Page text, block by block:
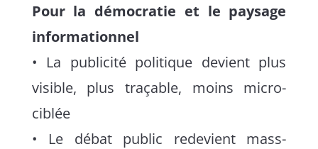
Pour la démocratie et le paysage
informationnel
• La publicité politique devient plus
visible, plus traçable, moins micro-
ciblée
• Le débat public redevient mass-